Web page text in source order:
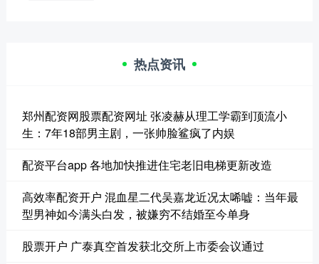
热点资讯
郑州配资网股票配资网址 张凌赫从理工学霸到顶流小
生：7年18部男主剧，一张帅脸鲨疯了内娱
配资平台app 各地加快推进住宅老旧电梯更新改造
高效率配资开户 混血星二代吴嘉龙近况太唏嘘：当年最
型男神如今满头白发，被嫌穷不结婚至今单身
股票开户 广泰真空首发获北交所上市委会议通过